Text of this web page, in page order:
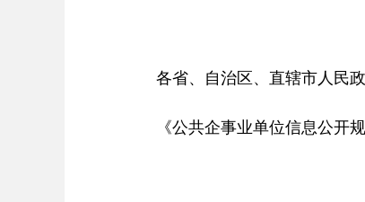
各省、自治区、直辖市人民
《公共企事业单位信息公开